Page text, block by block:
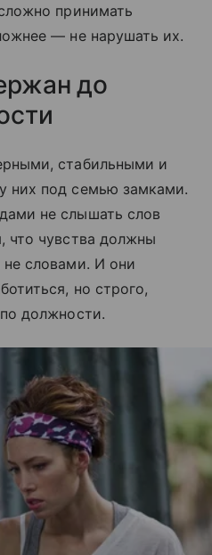
принимать
— не нарушать их.
до
стабильными и
них под семью замками.
не слышать слов
что чувства должны
не словами. И они
но строго,
должности.